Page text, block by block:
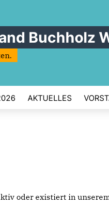
Buchholz
AKTUELLES
oder existiert in